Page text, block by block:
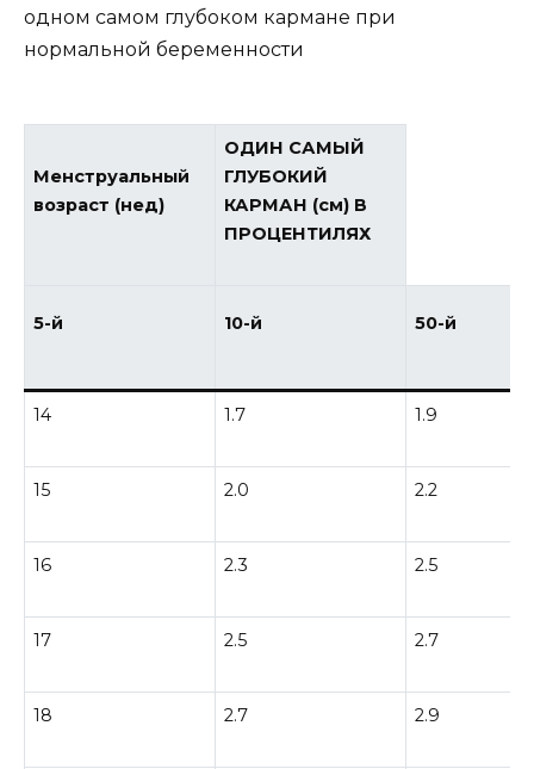
одном самом глубоком кармане при
нормальной беременности
Менструальный
возраст (нед)
ОДИН САМЫЙ
ГЛУБОКИЙ
КАРМАН (см) В
ПРОЦЕНТИЛЯХ
5-й 10-й 50-й
14 1.7 1.9
15 2.0 2.2
16 2.3 2.5
17 2.5 2.7
18 2.7 2.9